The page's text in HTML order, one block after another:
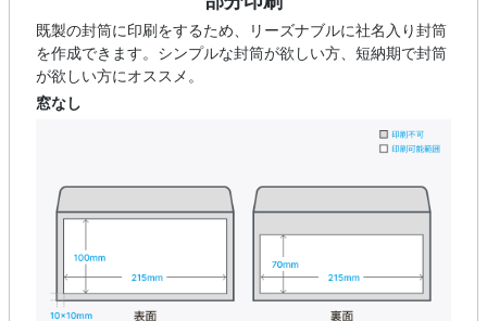
既製の封筒に印刷をするため、リーズナブルに社名入り封筒
を作成できます。シンプルな封筒が欲しい方、短納期で封筒
が欲しい方にオススメ。
窓なし